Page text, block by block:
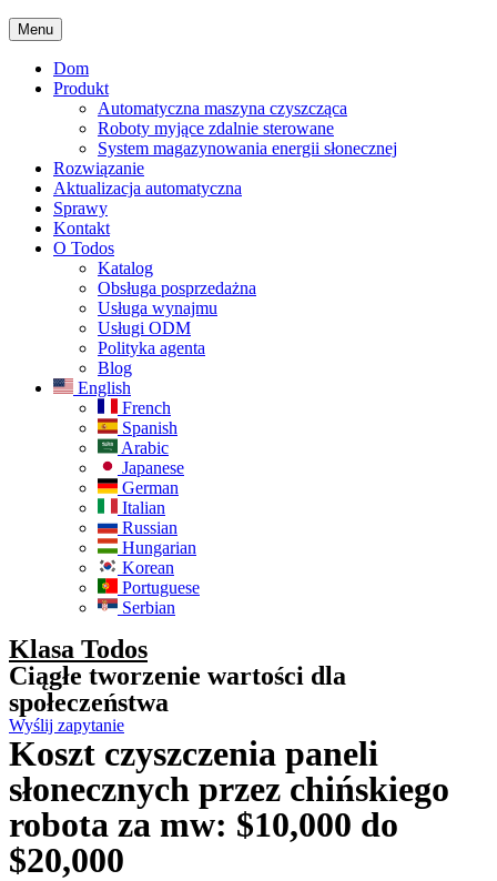
Menu
Dom
Produkt
Automatyczna maszyna czyszcząca
Roboty myjące zdalnie sterowane
System magazynowania energii słonecznej
Rozwiązanie​
Aktualizacja automatyczna
Sprawy
Kontakt
O Todos
Katalog
Obsługa posprzedażna
Usługa wynajmu
Usługi ODM
Polityka agenta
Blog
English
French
Spanish
Arabic
Japanese
German
Italian
Russian
Hungarian
Korean
Portuguese
Serbian
Klasa Todos
Ciągłe tworzenie wartości dla
społeczeństwa
Wyślij zapytanie
Koszt czyszczenia paneli
słonecznych przez chińskiego
robota za mw: $10,000 do
$20,000